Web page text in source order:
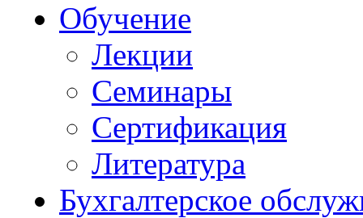
Обучение
Лекции
Семинары
Сертификация
Литература
Бухгалтерское